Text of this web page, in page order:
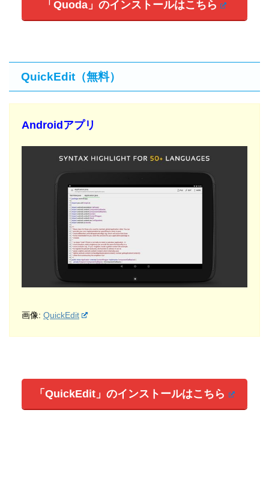
「Quoda」のインストールはこちら
QuickEdit（無料）
Androidアプリ
画像: QuickEdit
「QuickEdit」のインストールはこちら